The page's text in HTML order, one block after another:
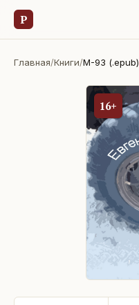
Р
Главная/Книги/М-93 (.epub)
16+